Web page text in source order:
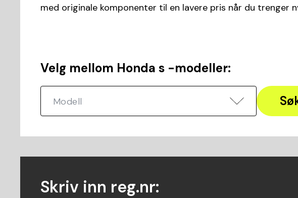
med originale komponenter til en lavere pris når du trenger
Velg mellom Honda s -modeller:
Skriv inn reg.nr: